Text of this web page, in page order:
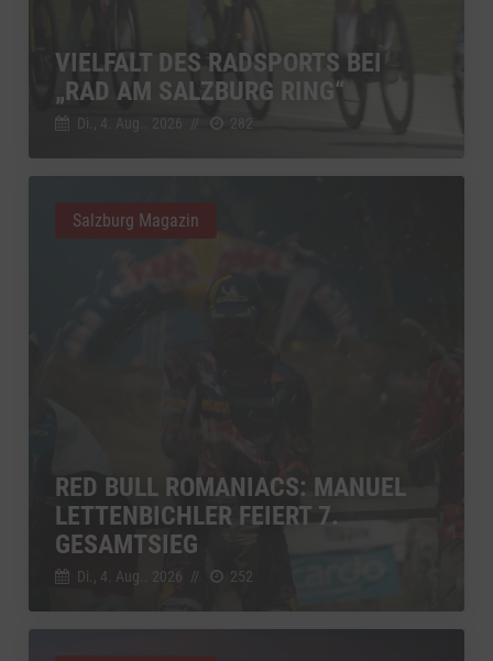
VIELFALT DES RADSPORTS BEI
„RAD AM SALZBURG RING“
Di., 4. Aug.. 2026 // 282
RED BULL ROMANIACS: MANUEL
LETTENBICHLER FEIERT 7.
GESAMTSIEG
Di., 4. Aug.. 2026 // 252
Salzburg Magazin